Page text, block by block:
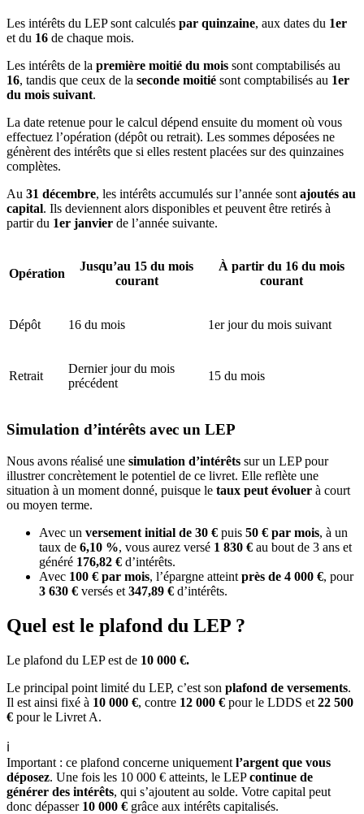
Les intérêts du LEP sont calculés par quinzaine, aux dates du 1er
et du 16 de chaque mois.
Les intérêts de la première moitié du mois sont comptabilisés au
16, tandis que ceux de la seconde moitié sont comptabilisés au 1er
du mois suivant.
La date retenue pour le calcul dépend ensuite du moment où vous
effectuez l’opération (dépôt ou retrait). Les sommes déposées ne
génèrent des intérêts que si elles restent placées sur des quinzaines
complètes.
Au 31 décembre, les intérêts accumulés sur l’année sont ajoutés au
capital. Ils deviennent alors disponibles et peuvent être retirés à
partir du 1er janvier de l’année suivante.
Opération
Jusqu’au 15 du mois
courant
À partir du 16 du mois
courant
Dépôt 16 du mois 1er jour du mois suivant
Retrait
Dernier jour du mois
précédent
15 du mois
Simulation d’intérêts avec un LEP
Nous avons réalisé une simulation d’intérêts sur un LEP pour
illustrer concrètement le potentiel de ce livret. Elle reflète une
situation à un moment donné, puisque le taux peut évoluer à court
ou moyen terme.
Avec un versement initial de 30 € puis 50 € par mois, à un
taux de 6,10 %, vous aurez versé 1 830 € au bout de 3 ans et
généré 176,82 € d’intérêts.
Avec 100 € par mois, l’épargne atteint près de 4 000 €, pour
3 630 € versés et 347,89 € d’intérêts.
Quel est le plafond du LEP ?
Le plafond du LEP est de 10 000 €.
Le principal point limité du LEP, c’est son plafond de versements.
Il est ainsi fixé à 10 000 €, contre 12 000 € pour le LDDS et 22 500
€ pour le Livret A.
ℹ️
Important : ce plafond concerne uniquement l’argent que vous
déposez. Une fois les 10 000 € atteints, le LEPcontinue de
générer des intérêts, qui s’ajoutent au solde. Votre capital peut
donc dépasser 10 000 € grâce aux intérêts capitalisés.